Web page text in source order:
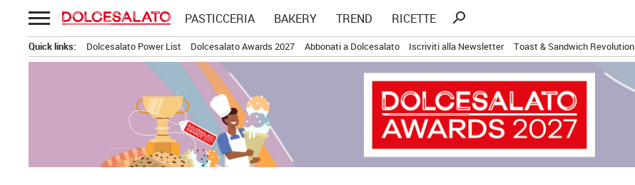
Passa
al
contenuto
PASTICCERIA BAKERY TREND RICETTE
Ricerca
search
Quick links: Dolcesalato Power List Dolcesalato Awards 2027 Abbonati a Dolcesalato Iscriviti alla Newsletter Toast & Sandwich Revolution